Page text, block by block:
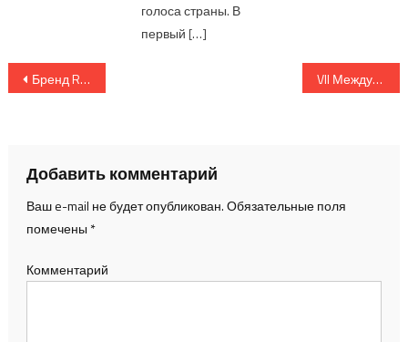
голоса страны. В
первый […]
Навигация по записям
Бренд Reve VII Международный фестиваль «Чайковский. Перезагрузка»
Добавить комментарий
Ваш e-mail не будет опубликован.Обязательные поля
помечены *
Комментарий